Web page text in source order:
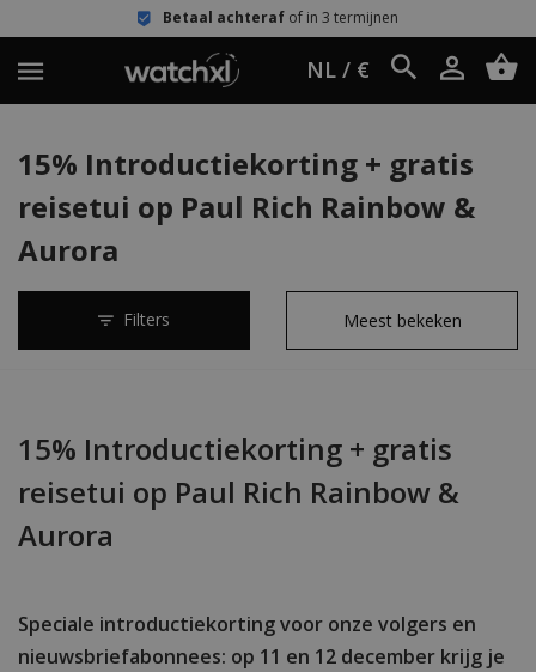
Betaal achterafof in 3 termijnen
NL / €
15% Introductiekorting + gratis
reisetui op Paul Rich Rainbow &
Aurora
Filters
15% Introductiekorting + gratis
reisetui op Paul Rich Rainbow &
Aurora
Speciale introductiekorting voor onze volgers en
nieuwsbriefabonnees: op 11 en 12 december krijg je